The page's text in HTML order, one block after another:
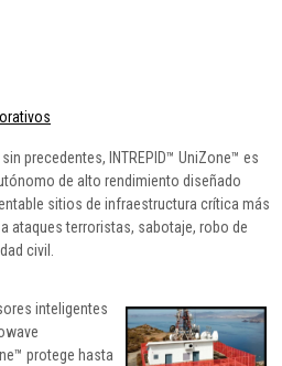
precedentes, INTREPID™ UniZone™ es
de alto rendimiento diseñado
sitios de infraestructura crítica más
ataques terroristas, sabotaje, robo de
civil.
inteligentes
protege hasta